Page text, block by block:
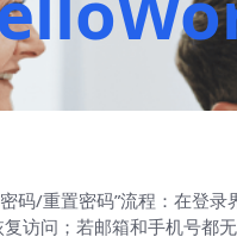
码/重置密码”流程：在登
访问；若邮箱和手机号都